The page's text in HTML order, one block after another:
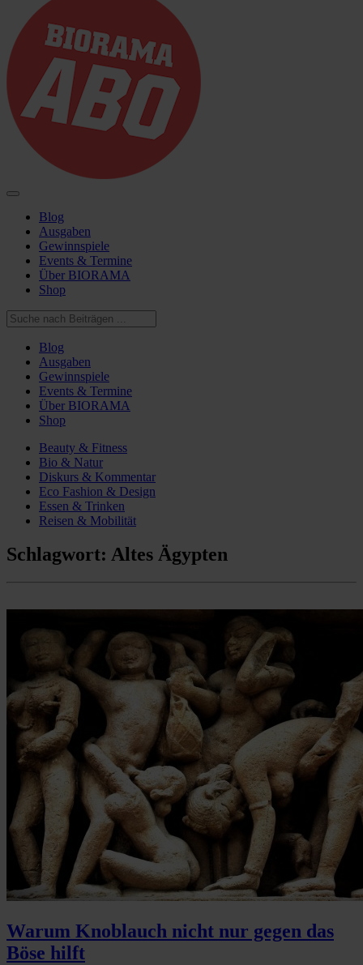
Blog
Ausgaben
Gewinnspiele
Events & Termine
Über BIORAMA
Shop
Blog
Ausgaben
Gewinnspiele
Events & Termine
Über BIORAMA
Shop
Beauty & Fitness
Bio & Natur
Diskurs & Kommentar
Eco Fashion & Design
Essen & Trinken
Reisen & Mobilität
Schlagwort: Altes Ägypten
Warum Knoblauch nicht nur gegen das
Böse hilft